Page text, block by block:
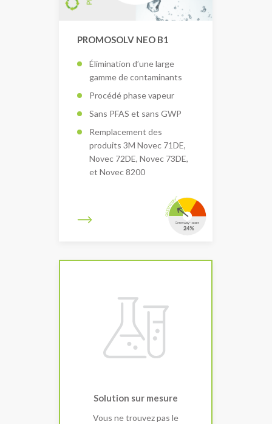
PROMOSOLV NEO B1
Élimination d’une large
gamme de contaminants
Procédé phase vapeur
Sans PFAS et sans GWP
Remplacement des
produits 3M Novec 71DE,
Novec 72DE, Novec 73DE,
et Novec 8200
Solution sur mesure
Vous ne trouvez pas le